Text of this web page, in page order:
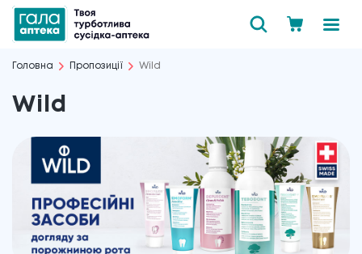
Головна Пропозиції Wild
Wild